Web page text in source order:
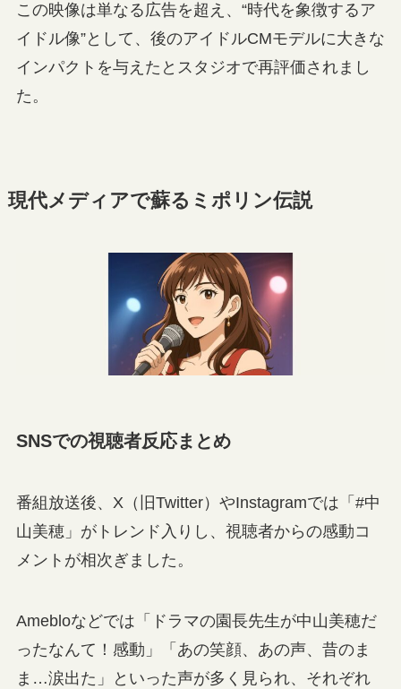
この映像は単なる広告を超え、“時代を象徴するア
イドル像”として、後のアイドルCMモデルに大きな
インパクトを与えたとスタジオで再評価されまし
た。
現代メディアで蘇るミポリン伝説
SNSでの視聴者反応まとめ
番組放送後、X（旧Twitter）やInstagramでは「#中
山美穂」がトレンド入りし、視聴者からの感動コ
メントが相次ぎました。
Amebloなどでは「ドラマの園長先生が中山美穂だ
ったなんて！感動」「あの笑顔、あの声、昔のま
ま…涙出た」といった声が多く見られ、それぞれ